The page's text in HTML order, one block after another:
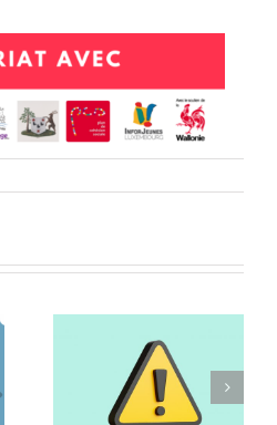
Séance
d’information